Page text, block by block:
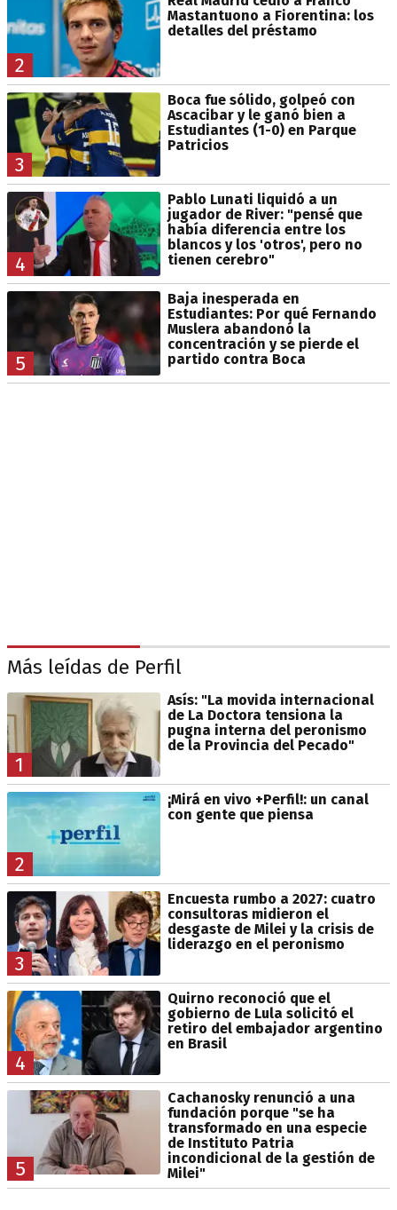
2
Mastantuono a Fiorentina: los
detalles del préstamo
3
Boca fue sólido, golpeó con
Ascacibar y le ganó bien a
Estudiantes (1-0) en Parque
Patricios
4
Pablo Lunati liquidó a un
jugador de River: "pensé que
había diferencia entre los
blancos y los 'otros', pero no
tienen cerebro"
5
Baja inesperada en
Estudiantes: Por qué Fernando
Muslera abandonó la
concentración y se pierde el
partido contra Boca
Más leídas de Perfil
1
Asís: "La movida internacional
de La Doctora tensiona la
pugna interna del peronismo
de la Provincia del Pecado"
2
¡Mirá en vivo +Perfil!: un canal
con gente que piensa
3
Encuesta rumbo a 2027: cuatro
consultoras midieron el
desgaste de Milei y la crisis de
liderazgo en el peronismo
4
Quirno reconoció que el
gobierno de Lula solicitó el
retiro del embajador argentino
en Brasil
5
Cachanosky renunció a una
fundación porque "se ha
transformado en una especie
de Instituto Patria
incondicional de la gestión de
Milei"